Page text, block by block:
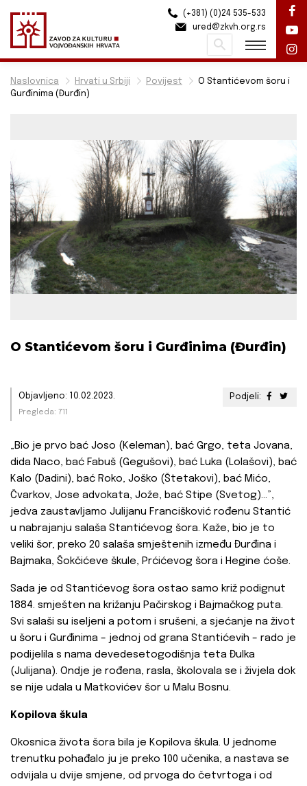
Naslovnica Hrvati u Srbiji Povijest
O Stantićevom šoru i
Gurđinima (Đurđin)
O Stantićevom šoru i Gurđinima (Đurđin)
Podjeli:
Objavljeno: 10.02.2023.
Pregleda: 711
„Bio je prvo bać Joso (Keleman), bać Grgo, teta Jovana,
dida Naco, bać Fabuš (Gegušovi), bać Luka (Lolašovi), bać
Kalo (Dadini), bać Roko, Joško (Štetakovi), bać Mićo,
Čvarkov, Jose advokata, Jože, bać Stipe (Svetog)...”,
jedva zaustavljamo Julijanu Francišković rođenu Stantić
u nabrajanju salaša Stantićevog šora. Kaže, bio je to
veliki šor, preko 20 salaša smještenih između Đurđina i
Bajmaka, Šokčićeve škule, Prćićevog šora i Hegine ćoše.
Sada je od Stantićevog šora ostao samo križ podignut
1884. smješten na križanju Pačirskog i Bajmačkog puta.
Svi salaši su iseljeni a potom i srušeni, a sjećanje na život
u šoru i Gurđinima – jednoj od grana Stantićevih – rado je
podijelila s nama devedesetogodišnja teta Đulka
(Julijana). Ondje je rođena, rasla, školovala se i živjela dok
se nije udala u Matkovićev šor u Malu Bosnu.
Kopilova škula
Okosnica života šora bila je Kopilova škula. U jednome
trenutku pohađalo ju je preko 100 učenika, a nastava se
odvijala u dvije smjene, od prvoga do četvrtoga i od
(+381) (0)24 535-533
ured@zkvh.org.rs
Pretraži